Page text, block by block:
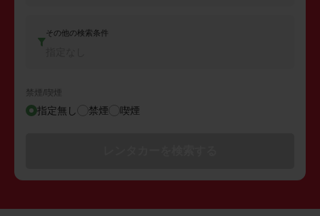
その他の検索条件
禁煙/喫煙
指定無し 禁煙 喫煙